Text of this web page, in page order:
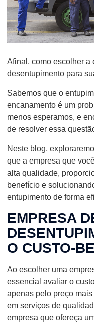
Afinal, como escolher a
desentupimento para
Sabemos que o
encanamento é um
menos esperamos, e
de resolver essa
Neste blog,
que a empresa que
alta qualidade,
benefício e
entupimento de forma
EMPRESA
O CUSTO-
Ao escolher uma
essencial avaliar o
apenas pelo preço
em serviços de
empresa que ofereça